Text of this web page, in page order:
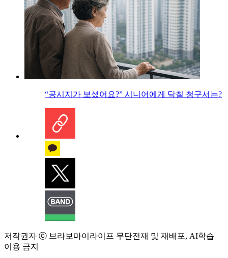
“공시지가 보셨어요?” 시니어에게 닥칠 청구서는?
저작권자 ⓒ 브라보마이라이프 무단전재 및 재배포, AI학습
이용 금지